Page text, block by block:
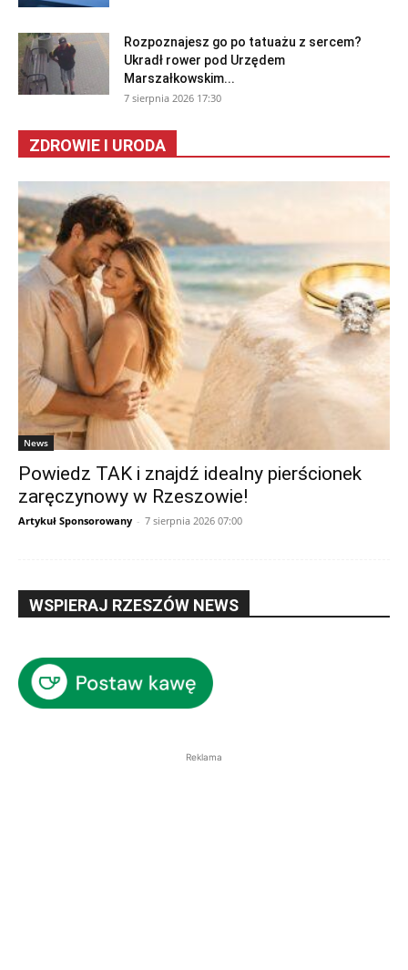
Rozpoznajesz go po tatuażu z sercem?
Ukradł rower pod Urzędem
Marszałkowskim...
7 sierpnia 2026 17:30
ZDROWIE I URODA
News
Powiedz TAK i znajdź idealny pierścionek
zaręczynowy w Rzeszowie!
Artykuł Sponsorowany - 7 sierpnia 2026 07:00
WSPIERAJ RZESZÓW NEWS
Reklama